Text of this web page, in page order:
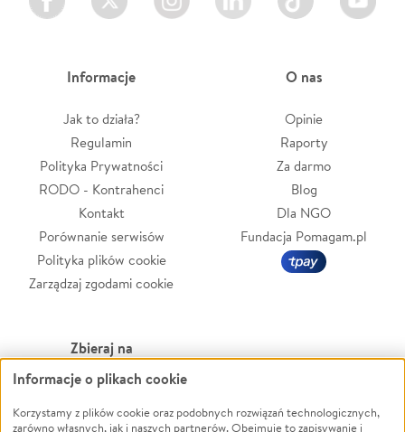
Informacje
Jak to działa?
Regulamin
Polityka Prywatności
RODO - Kontrahenci
Kontakt
Porównanie serwisów
Polityka plików cookie
Zarządzaj zgodami cookie
O nas
Opinie
Raporty
Za darmo
Blog
Dla NGO
Fundacja Pomagam.pl
Zbieraj na
Leczenie
Zwierzęta
Powódź
Informacje o plikach cookie
Korzystamy z plików cookie oraz podobnych rozwiązań technologicznych,
zarówno własnych, jak i naszych partnerów. Obejmuje to zapisywanie i